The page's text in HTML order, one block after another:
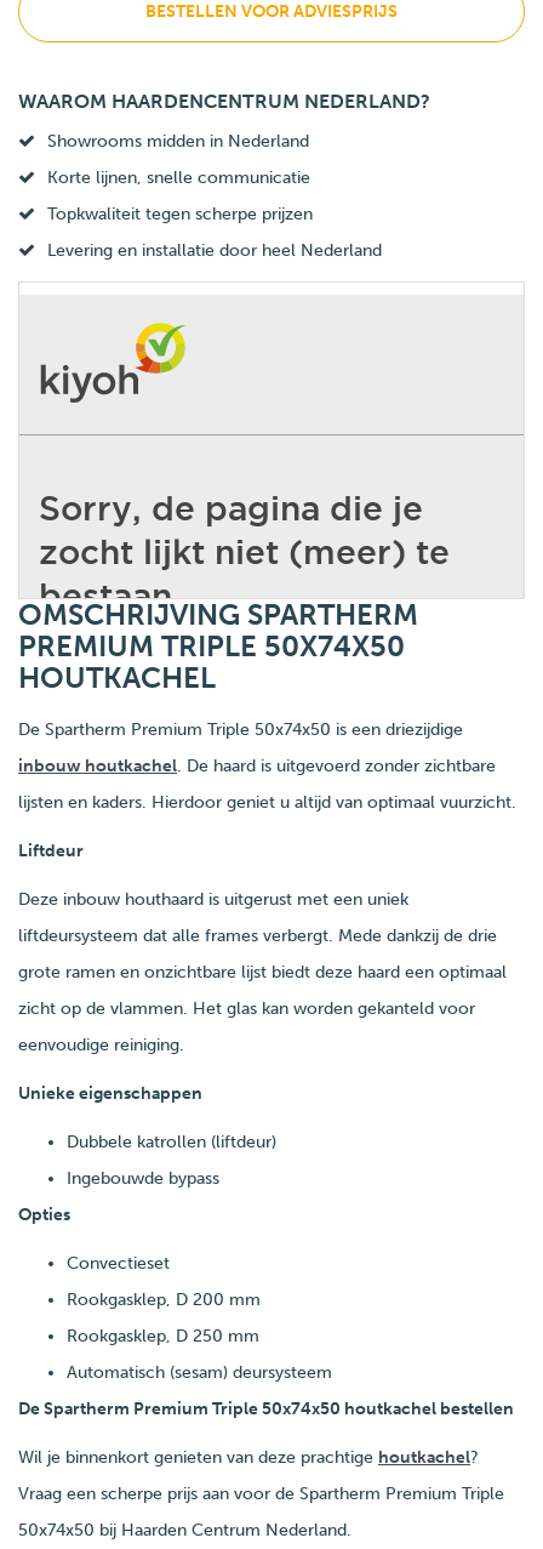
BESTELLEN VOOR ADVIESPRIJS
WAAROM HAARDENCENTRUM NEDERLAND?
Showrooms midden in Nederland
Korte lijnen, snelle communicatie
Topkwaliteit tegen scherpe prijzen
Levering en installatie door heel Nederland
OMSCHRIJVING SPARTHERM
PREMIUM TRIPLE 50X74X50
HOUTKACHEL
De Spartherm Premium Triple 50x74x50 is een driezijdige
inbouw houtkachel. De haard is uitgevoerd zonder zichtbare
lijsten en kaders. Hierdoor geniet u altijd van optimaal vuurzicht.
Liftdeur
Deze inbouw houthaard is uitgerust met een uniek
liftdeursysteem dat alle frames verbergt. Mede dankzij de drie
grote ramen en onzichtbare lijst biedt deze haard een optimaal
zicht op de vlammen. Het glas kan worden gekanteld voor
eenvoudige reiniging.
Unieke eigenschappen
Dubbele katrollen (liftdeur)
Ingebouwde bypass
Opties
Convectieset
Rookgasklep, D 200 mm
Rookgasklep, D 250 mm
Automatisch (sesam) deursysteem
De Spartherm Premium Triple 50x74x50 houtkachel bestellen
Wil je binnenkort genieten van deze prachtige houtkachel?
Vraag een scherpe prijs aan voor de Spartherm Premium Triple
50x74x50 bij Haarden Centrum Nederland.